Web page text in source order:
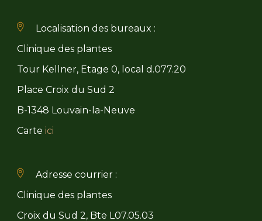
Localisation des bureaux :
Clinique des plantes
Tour Kellner, Etage 0, local d.077.20
Place Croix du Sud 2
B-1348 Louvain-la-Neuve
Carte ici
Adresse courrier :
Clinique des plantes
Croix du Sud 2, Bte L07.05.03